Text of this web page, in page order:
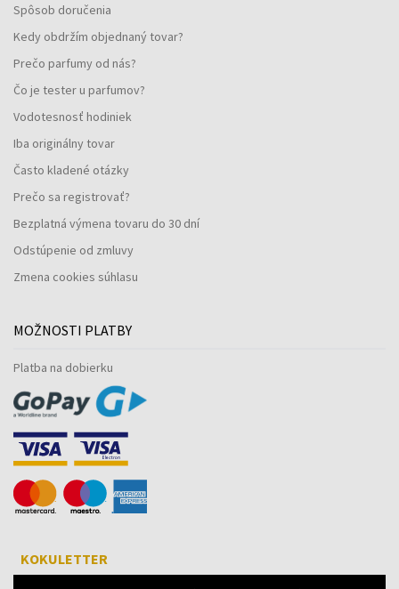
Spôsob doručenia
Kedy obdržím objednaný tovar?
Prečo parfumy od nás?
Čo je tester u parfumov?
Vodotesnosť hodiniek
Iba originálny tovar
Často kladené otázky
Prečo sa registrovať?
Bezplatná výmena tovaru do 30 dní
Odstúpenie od zmluvy
Zmena cookies súhlasu
MOŽNOSTI PLATBY
Platba na dobierku
KOKULETTER